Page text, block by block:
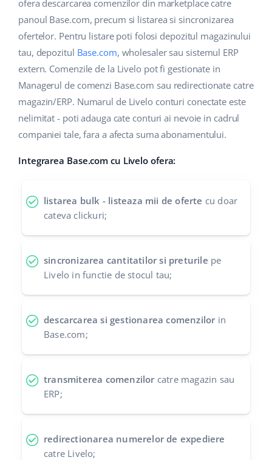
Managementul transporturilor
Automatizarea fluxului de lucru
Base Connect
AI pentru comerțul electronic
Produse pentru copii
Electronică
Piese auto
Supermarket
Suport
Blog
Servicii
Implementari de sistem
Auditul conturilor
Calculatorul de beneficii
Colaborare si parteneri
Contact
english (GB)
english (IN)
čeština
deutsch
español (MX)
Français
Italiano
português (BR)
中文
ofera descarcarea comenzilor din marketplace catre
panoul Base.com, precum si listarea si sincronizarea
ofertelor. Pentru listare poti folosi depozitul magazinului
tau, depozitul Base.com, wholesaler sau sistemul ERP
extern. Comenzile de la Livelo pot fi gestionate in
Managerul de comenzi Base.com sau redirectionate catre
magazin/ERP. Numarul de Livelo conturi conectate este
nelimitat - poti adauga cate conturi ai nevoie in cadrul
companiei tale, fara a afecta suma abonamentului.
Integrarea Base.com cu Livelo ofera:
listarea bulk - listeaza mii de oferte cu doar
cateva clickuri;
sincronizarea cantitatilor si preturile pe
Livelo in functie de stocul tau;
descarcarea si gestionarea comenzilor in
Base.com;
transmiterea comenzilor catre magazin sau
ERP;
redirectionarea numerelor de expediere
catre Livelo;